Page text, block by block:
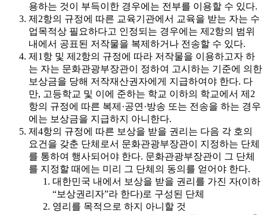
용하는 것이 부득이한 경우에는 전부를 이용할 수 있다.
제2항의 규정에 따른 교육기관에서 교육을 받는 자는 수
업목적상 필요하다고 인정되는 경우에는 제2항의 범위
내에서 공표된 저작물을 복제하거나 전송할 수 있다.
제1항 및 제2항의 규정에 따라 저작물을 이용하고자 하
는 자는 문화관광부장관이 정하여 고시하는 기준에 의한
보상금을 당해 저작재산권자에게 지급하여야 한다. 다
만, 고등학교 및 이에 준하는 학교 이하의 학교에서 제2
항의 규정에 따른 복제·공연·방송 또는 전송을 하는 경우
에는 보상금을 지급하지 아니한다.
제4항의 규정에 따른 보상을 받을 권리는 다음 각 호의
요건을 갖춘 단체로서 문화관광부장관이 지정하는 단체
를 통하여 행사되어야 한다. 문화관광부장관이 그 단체
를 지정할 때에는 미리 그 단체의 동의를 얻어야 한다.
대한민국 내에서 보상을 받을 권리를 가진 자(이하
“보상권리자”라 한다)로 구성된 단체
영리를 목적으로 하지 아니할 것